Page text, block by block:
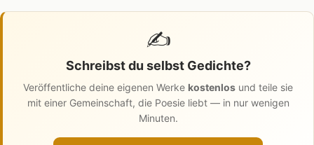
✍️
Schreibst du selbst Gedichte?
Veröffentliche deine eigenen Werke kostenlos und teile sie
mit einer Gemeinschaft, die Poesie liebt — in nur wenigen
Minuten.